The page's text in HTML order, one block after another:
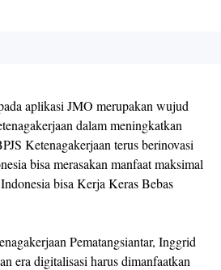
aplikasi JMO merupakan wujud
dalam meningkatkan
Ketenagakerjaan terus berinovasi
bisa merasakan manfaat maksimal
bisa Kerja Keras Bebas
Pematangsiantar, Inggrid
era digitalisasi harus dimanfaatkan